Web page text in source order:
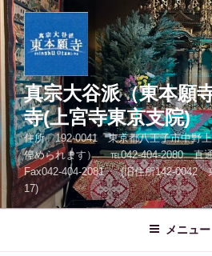
コ
ン
テ
ン
へ
ス
キ
ッ
プ
真宗大谷派（東本願
寺(上宮寺東京支院)
住所 192-0041 東京都八王子市中野上
停められます） ℡042-404-2080 直
Fax042-404-2081 (旧住所142-0042
17)
メニュー